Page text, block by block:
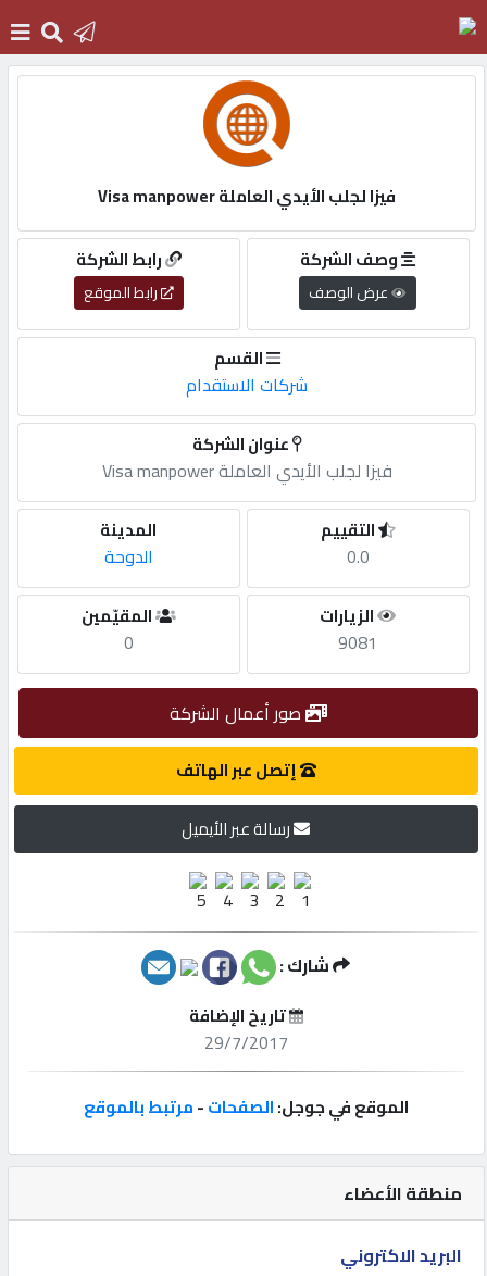
التسجيل
English
أضف
طلب
شركات
إعلانات
المنتدى
منطقة الأعضاء
البريد الاكتروني
فيزا لجلب الأيدي العاملة Visa manpower
رابط الشركة
رابط الموقع
وصف الشركة
عرض الوصف
القسم
شركات الاستقدام
عنوان الشركة
فيزا لجلب الأيدي العاملة Visa manpower
المدينة
الدوحة
التقييم
0.0
المقيّمين
0
الزيارات
9081
صور أعمال الشركة
إتصل عبر الهاتف
رسالة عبر الأيميل
شارك :
تاريخ الإضافة
29/7/2017
الموقع في جوجل:الصفحات-مرتبط بالموقع